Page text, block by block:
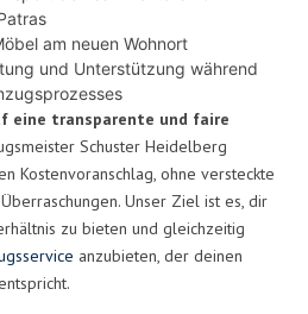
am neuen Wohnort
und Unterstützung während
eine transparente und faire
Schuster Heidelberg
Kostenvoranschlag, ohne versteckte
Unser Ziel ist es, dir
zu bieten und gleichzeitig
anzubieten, der deinen